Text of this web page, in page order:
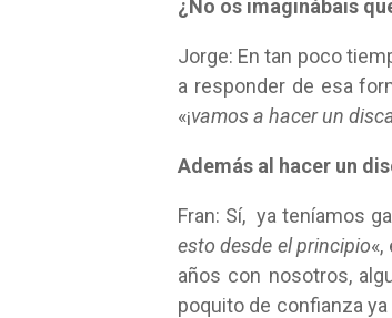
¿No os imaginábais
Jorge: En tan poco
a responder de esa
«¡vamos a hacer un
Además al hacer un
Fran: Sí, ya teníamos
esto desde el principio
años con nosotros,
poquito de confianza